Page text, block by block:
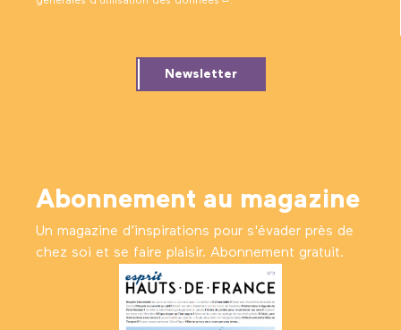
Newsletter
Abonnement au magazine
Un magazine d’inspirations pour s'évader près de
chez soi et se faire plaisir. Abonnement gratuit.